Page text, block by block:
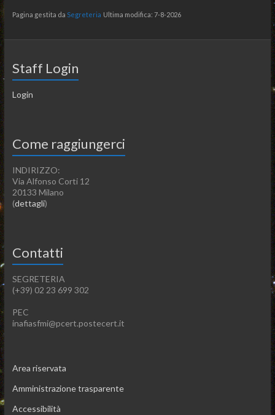
Pagina gestita da Segreteria Ultima modifica: 7-8-2026
Staff Login
Login
Come raggiungerci
INDIRIZZO:
Via Alfonso Corti 12
20133 Milano
(dettagli)
Contatti
SEGRETERIA
(+39) 02 23 699 302
PEC
inafiasfmi@pcert.postecert.it
Area riservata
Amministrazione trasparente
Accessibilità